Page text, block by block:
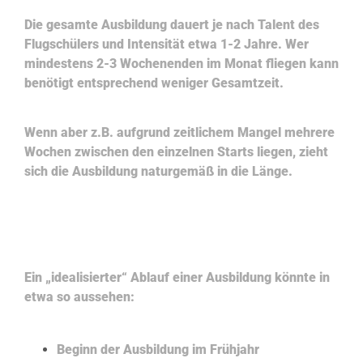
Die gesamte Ausbildung dauert je nach Talent des
Flugschülers und Intensität etwa 1-2 Jahre. Wer
mindestens 2-3 Wochenenden im Monat fliegen kann
benötigt entsprechend weniger Gesamtzeit.
Wenn aber z.B. aufgrund zeitlichem Mangel mehrere
Wochen zwischen den einzelnen Starts liegen, zieht
sich die Ausbildung naturgemäß in die Länge.
Ein „idealisierter“ Ablauf einer Ausbildung könnte in
etwa so aussehen:
Beginn der Ausbildung im Frühjahr